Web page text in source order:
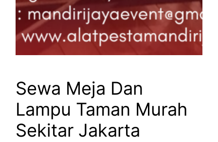
Sewa Meja Dan
Lampu Taman Murah
Sekitar Jakarta